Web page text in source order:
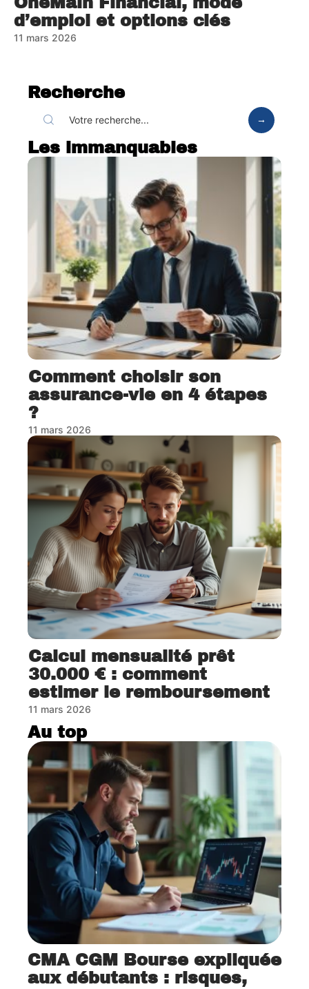
d’emploi et options clés
11 mars 2026
Recherche
Les immanquables
Comment choisir son
assurance-vie en 4 étapes
?
11 mars 2026
Calcul mensualité prêt
30.000 € : comment
estimer le remboursement
11 mars 2026
Au top
CMA CGM Bourse expliquée
aux débutants : risques,